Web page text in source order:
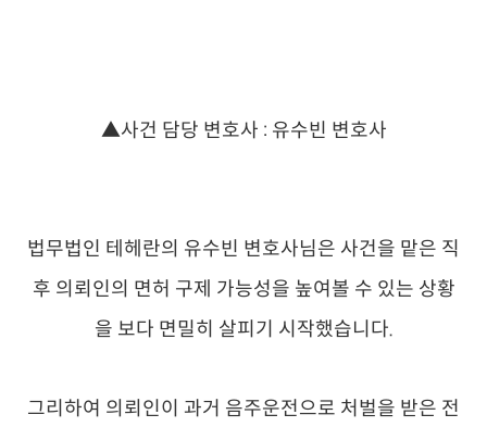
▲사건 담당 변호사 : 유수빈 변호사
법무법인 테헤란의 유수빈 변호사님은 사건을 맡은 직
후 의뢰인의 면허 구제 가능성을 높여볼 수 있는 상황
을 보다 면밀히 살피기 시작했습니다.
그리하여 의뢰인이 과거 음주운전으로 처벌을 받은 전